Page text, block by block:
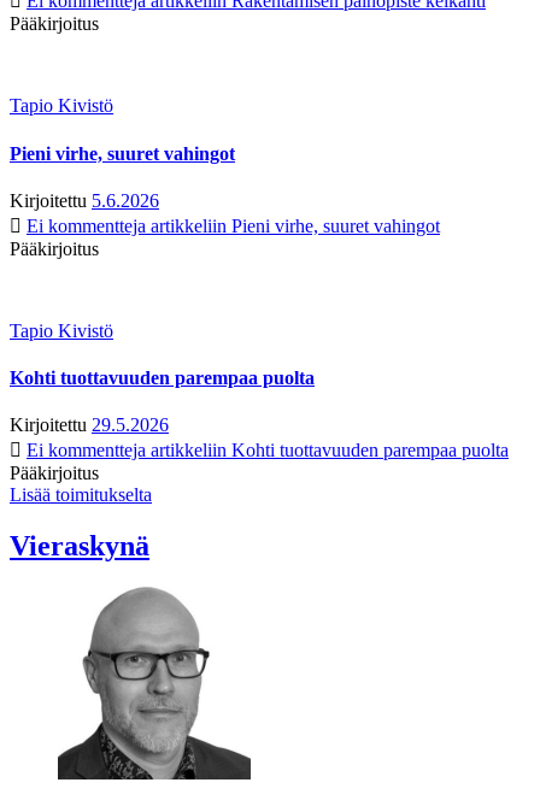
Pääkirjoitus
Tapio Kivistö
Pieni virhe, suuret vahingot
Kirjoitettu 5.6.2026
Ei kommentteja artikkeliin Pieni virhe, suuret vahingot
Pääkirjoitus
Tapio Kivistö
Kohti tuottavuuden parempaa puolta
Kirjoitettu 29.5.2026
Ei kommentteja artikkeliin Kohti tuottavuuden parempaa puolta
Pääkirjoitus
Lisää toimitukselta
Vieraskynä